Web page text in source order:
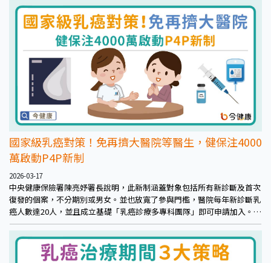
國家級乳癌對策！免再擠大醫院等醫生，健保注4000
萬啟動P4P新制
2026-03-17
中央健康保險署陳亮妤署長說明，此新制涵蓋對象包括所有新診斷及首次
復發的個案，不分期別或男女。並也放寬了參與門檻，醫院每年新診斷乳
癌人數達20人，並且成立基礎「乳癌診療多專科團隊」即可申請加入。健
保挹注約4,000萬元，鼓勵各層級醫院參與，並明確建議「獎勵費用優先
分配給第一線執行人員（含個案管理師）」，盼提供醫護人員實質支持，
肯定付出。